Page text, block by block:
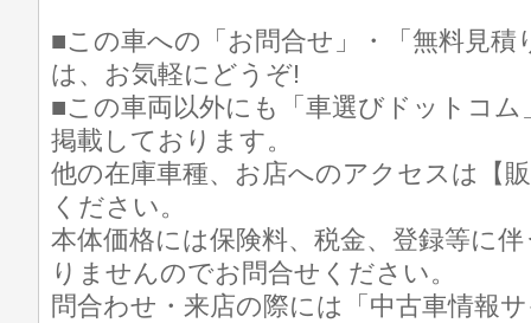
■この車への「お問合せ」・「無料見積
は、お気軽にどうぞ!
■この車両以外にも「車選びドットコ
掲載しております。
他の在庫車種、お店へのアクセスは【
ください。
本体価格には保険料、税金、登録等に
りませんのでお問合せください。
問合わせ・来店の際には「中古車情報